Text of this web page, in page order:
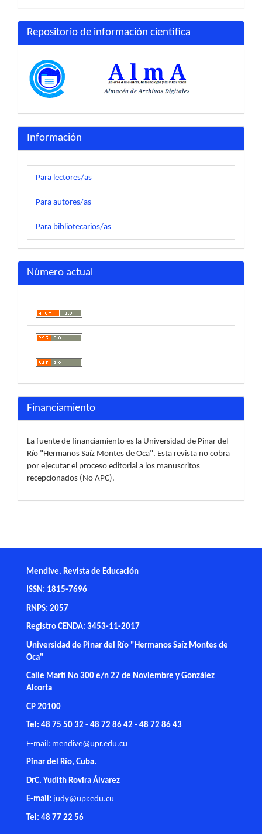
Repositorio de información científica
Información
Para lectores/as
Para autores/as
Para bibliotecarios/as
Número actual
Financiamiento
La fuente de financiamiento es la Universidad de Pinar del
Río "Hermanos Saíz Montes de Oca". Esta revista no cobra
por ejecutar el proceso editorial a los manuscritos
recepcionados (No APC).
Mendive. Revista de Educación
ISSN: 1815-7696
RNPS: 2057
Registro CENDA: 3453-11-2017
Universidad de Pinar del Río "Hermanos Saíz Montes de
Oca"
Calle Martí No 300 e/n 27 de Noviembre y González
Alcorta
CP 20100
Tel: 48 75 50 32 - 48 72 86 42 - 48 72 86 43
E-mail: mendive@upr.edu.cu
Pinar del Río, Cuba.
DrC. Yudith Rovira Álvarez
E-mail: judy@upr.edu.cu
Tel: 48 77 22 56